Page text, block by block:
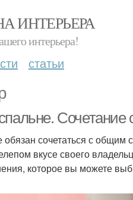
ИНТЕРЬЕРА
интерьера!
статьи
Сочетание
обязан сочетаться с
вкусе своего
которое вы можете